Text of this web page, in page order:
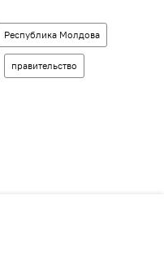
Республика Молдова
правительство